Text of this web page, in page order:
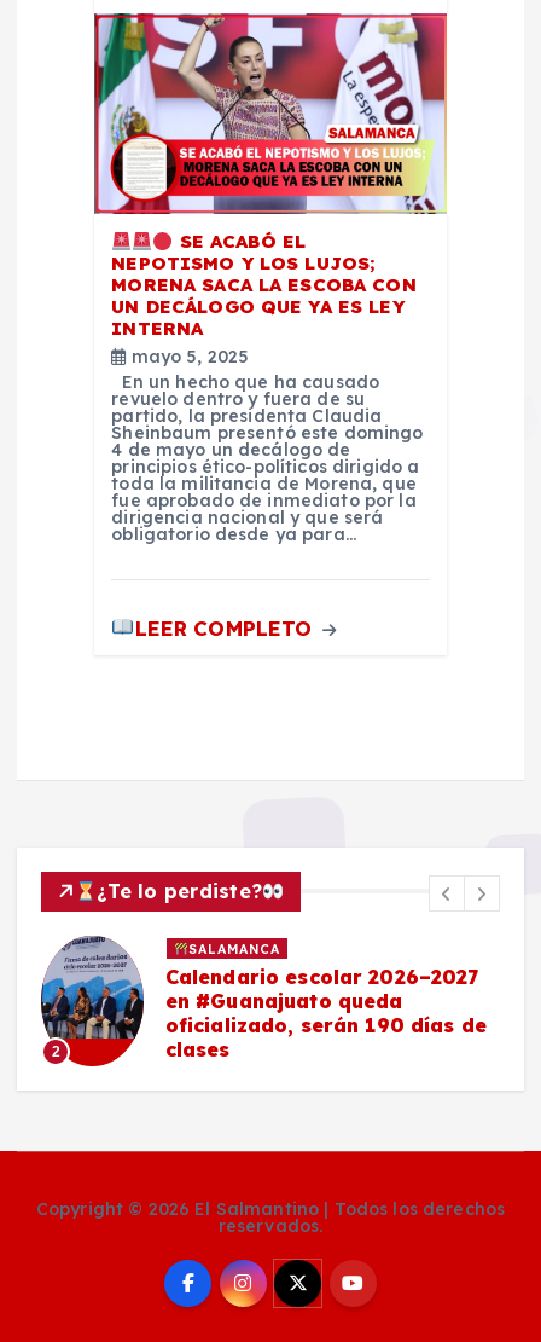
SE ACABÓ EL
NEPOTISMO Y LOS LUJOS;
MORENA SACA LA ESCOBA CON
UN DECÁLOGO QUE YA ES LEY
INTERNA
mayo 5, 2025
En un hecho que ha causado
revuelo dentro y fuera de su
partido, la presidenta Claudia
Sheinbaum presentó este domingo
4 de mayo un decálogo de
principios ético-políticos dirigido a
toda la militancia de Morena, que
fue aprobado de inmediato por la
dirigencia nacional y que será
obligatorio desde ya para…
LEER COMPLETO
¿Te lo perdiste?
2
SALAMANCA
Calendario escolar 2026–2027
en #Guanajuato queda
oficializado, serán 190 días de
clases
Copyright © 2026 El Salmantino | Todos los derechos
reservados.